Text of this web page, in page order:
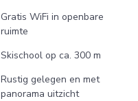
Gratis WiFi in openbare
ruimte
Skischool op ca. 300 m
Rustig gelegen en met
panorama uitzicht